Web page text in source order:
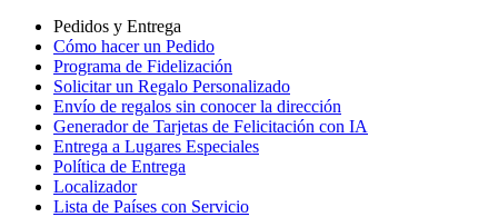
Pedidos y Entrega
Cómo hacer un Pedido
Programa de Fidelización
Solicitar un Regalo Personalizado
Envío de regalos sin conocer la dirección
Generador de Tarjetas de Felicitación con IA
Entrega a Lugares Especiales
Política de Entrega
Localizador
Lista de Países con Servicio